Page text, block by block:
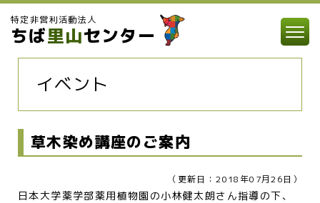
特定非営利活動法人
ちば里山センター
イベント
草木染め講座のご案内
（更新日：2018年07月26日）
日本大学薬学部薬用植物園の小林健太朗さん指導の下、